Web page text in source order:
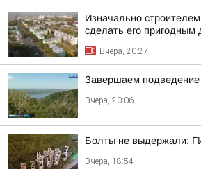
Изначально
сделать его пригодным
Вчера, 20:27
Завершаем
Вчера, 20:06
Болты не выдержали:
Вчера, 18:54